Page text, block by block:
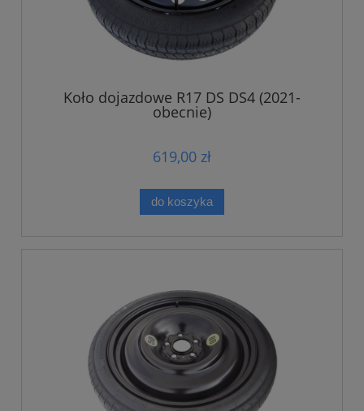
Koło dojazdowe R17 DS DS4 (2021-
obecnie)
619,00 zł
do koszyka